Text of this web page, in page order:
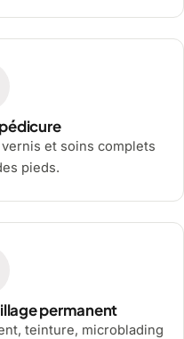
et soins complets
pieds.
permanent
teinture, microblading